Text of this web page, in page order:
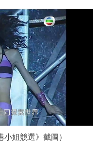
小姐競選》截圖）